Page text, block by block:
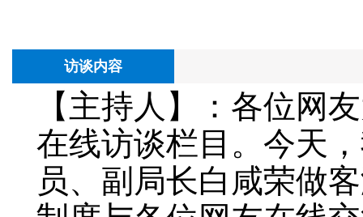
访谈内容
【主持人】：各位网
在线访谈栏目。今天
员、副局长白咸荣做